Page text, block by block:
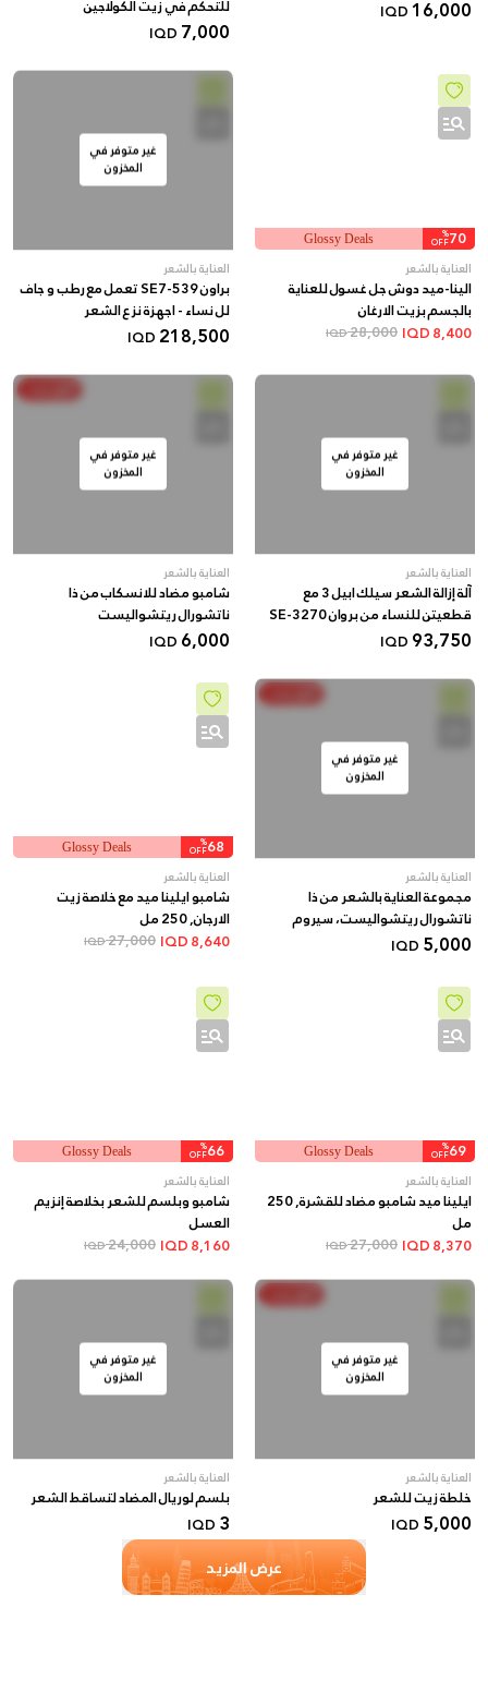
16,000
IQD للتحكم في زيت الكولاجين
7,000
IQD
70
%
OFF
Glossy Deals
العناية بالشعر
الينا-ميد دوش جل غسول للعناية
بالجسم بزيت الارغان
8,400
28,000
IQD
غير متوفر في
المخزون
العناية بالشعر
براون SE7-539 تعمل مع رطب و جاف
لل نساء - اجهزة نزع الشعر
218,500
IQD
غير متوفر في
المخزون
العناية بالشعر
آلة إزالة الشعر سيلك ابيل 3 مع
قطعيتن للنساء من بروان SE-3270
93,750
IQD
غير متوفر في
المخزون
العناية بالشعر
شامبو مضاد للانسكاب من ذا
ناتشورال ريتشواليست
6,000
IQD
غير متوفر في
المخزون
العناية بالشعر
مجموعة العناية بالشعر من ذا
ناتشورال ريتشواليست، سيروم
وشامبو
5,000
IQD
68
%
OFF
Glossy Deals
العناية بالشعر
شامبو ايلينا ميد مع خلاصة زيت
الارجان, 250 مل
8,640
27,000
IQD
69
%
OFF
Glossy Deals
العناية بالشعر
ايلينا ميد شامبو مضاد للقشرة, 250
مل
8,370
27,000
IQD
66
%
OFF
Glossy Deals
العناية بالشعر
شامبو وبلسم للشعر بخلاصة إنزيم
العسل
8,160
24,000
IQD
غير متوفر في
المخزون
العناية بالشعر
خلطة زيت للشعر
5,000
IQD
غير متوفر في
المخزون
العناية بالشعر
بلسم لوريال المضاد لتساقط الشعر
3
IQD
عرض المزيد